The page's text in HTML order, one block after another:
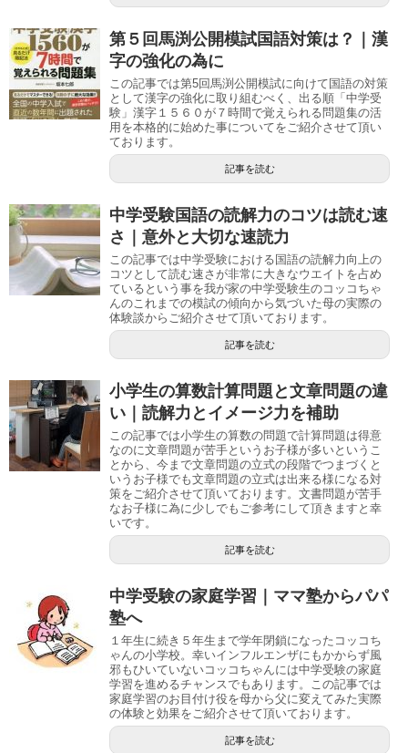
第５回馬渕公開模試国語対策は？｜漢
字の強化の為に
この記事では第5回馬渕公開模試に向けて国語の対策
として漢字の強化に取り組むべく、出る順「中学受
験」漢字１５６０が７時間で覚えられる問題集の活
用を本格的に始めた事についてをご紹介させて頂い
ております。
記事を読む
中学受験国語の読解力のコツは読む速
さ｜意外と大切な速読力
この記事では中学受験における国語の読解力向上の
コツとして読む速さが非常に大きなウエイトを占め
ているという事を我が家の中学受験生のコッコちゃ
んのこれまでの模試の傾向から気づいた母の実際の
体験談からご紹介させて頂いております。
記事を読む
小学生の算数計算問題と文章問題の違
い｜読解力とイメージ力を補助
この記事では小学生の算数の問題で計算問題は得意
なのに文章問題が苦手というお子様が多いというこ
とから、今まで文章問題の立式の段階でつまづくと
いうお子様でも文章問題の立式は出来る様になる対
策をご紹介させて頂いております。文書問題が苦手
なお子様に為に少しでもご参考にして頂きますと幸
いです。
記事を読む
中学受験の家庭学習｜ママ塾からパパ
塾へ
１年生に続き５年生まで学年閉鎖になったコッコち
ゃんの小学校。幸いインフルエンザにもかからず風
邪もひいていないコッコちゃんには中学受験の家庭
学習を進めるチャンスでもあります。この記事では
家庭学習のお目付け役を母から父に変えてみた実際
の体験と効果をご紹介させて頂いております。
記事を読む